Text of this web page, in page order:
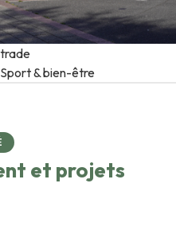
Sport & bien-être
et projets